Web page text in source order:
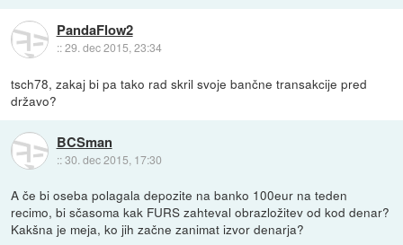
PandaFlow2
::29. dec 2015, 23:34
tsch78, zakaj bi pa tako rad skril svoje bančne transakcije pred
državo?
BCSman
::30. dec 2015, 17:30
A če bi oseba polagala depozite na banko 100eur na teden
recimo, bi sčasoma kak FURS zahteval obrazložitev od kod denar?
Kakšna je meja, ko jih začne zanimat izvor denarja?